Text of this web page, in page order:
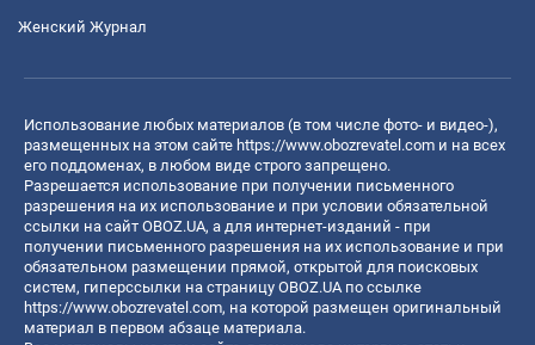
Женский Журнал
Использование любых материалов (в том числе фото- и видео-),
размещенных на этом сайте https://www.obozrevatel.com и на всех
его поддоменах, в любом виде строго запрещено.
Разрешается использование при получении письменного
разрешения на их использование и при условии обязательной
ссылки на сайт OBOZ.UA, а для интернет-изданий - при
получении письменного разрешения на их использование и при
обязательном размещении прямой, открытой для поисковых
систем, гиперссылки на страницу OBOZ.UA по ссылке
https://www.obozrevatel.com, на которой размещен оригинальный
материал в первом абзаце материала.